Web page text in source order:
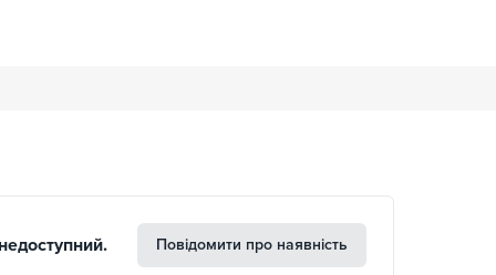
Повідомити про наявність